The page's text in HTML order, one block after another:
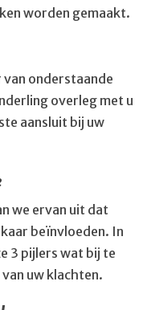
worden gemaakt.
van onderstaande
overleg met u
aansluit bij uw
we ervan uit dat
beïnvloeden. In
3 pijlers wat bij te
uw klachten.